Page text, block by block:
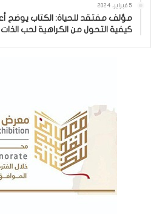
5 فبراير، 2024
مؤلف مفتقد للحياة: الكتاب يوضح
كيفية التحول من الكراهية لحب الذات